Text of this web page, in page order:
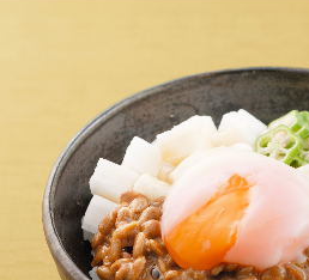
酢
お酢ドリンク
キャンペーン情報
ブランド・スペシャルサイト
ブランド・スペシャルサイト トップ